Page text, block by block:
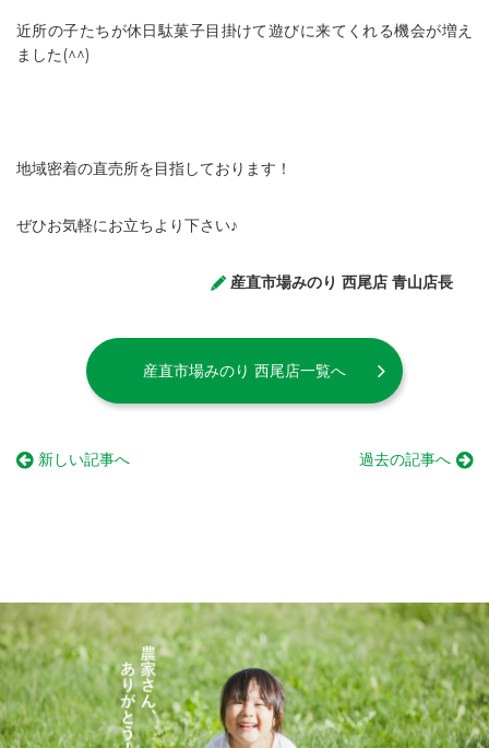
近所の子たちが休日駄菓子目掛けて遊びに来てくれる機会が増え
ました(^^)
地域密着の直売所を目指しております！
ぜひお気軽にお立ちより下さい♪
産直市場みのり 西尾店 青山店長
産直市場みのり 西尾店一覧へ
新しい記事へ 過去の記事へ